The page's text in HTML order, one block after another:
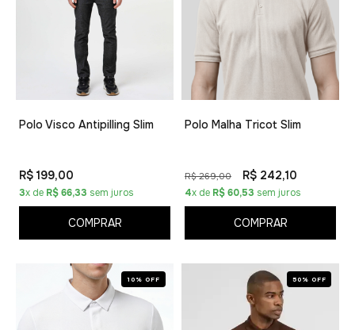
Polo Visco Antipilling Slim
R$ 199,00
3x de R$ 66,33 sem juros
COMPRAR
Polo Malha Tricot Slim
R$ 269,00 R$ 242,10
4x de R$ 60,53 sem juros
COMPRAR
10% OFF 50% OFF